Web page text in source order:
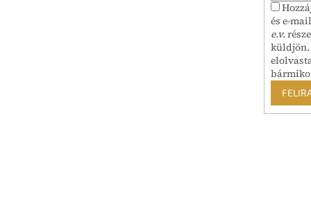
és e-
e.v.
küldjön.